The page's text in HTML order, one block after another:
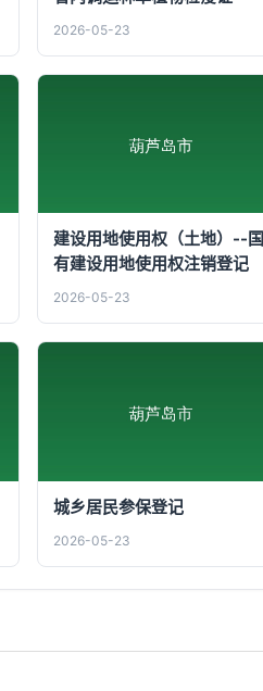
2026-05-23
建设用地使用权（土地）--国
有建设用地使用权注销登记
2026-05-23
城乡居民参保登记
2026-05-23